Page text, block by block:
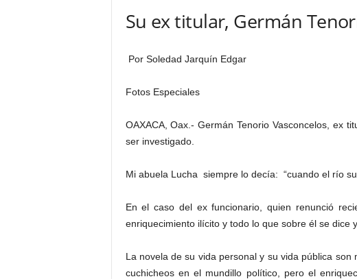
Su ex titular, Germán
Por Soledad Jarquín Edgar
Fotos Especiales
OAXACA, Oax.- Germán Tenorio Vasconcelos, ex
ser investigado.
Mi abuela Lucha siempre lo decía: “cuando el río
En el caso del ex funcionario, quien renunció
enriquecimiento ilícito y todo lo que sobre él se dice
La novela de su vida personal y su vida pública
cuchicheos en el mundillo político, pero el